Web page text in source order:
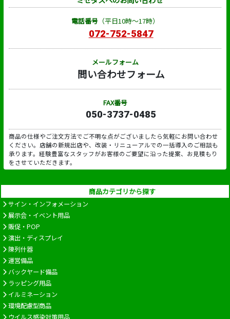
電話番号（平日10時～17時）
072-752-5847
メールフォーム
問い合わせフォーム
FAX番号
050-3737-0485
商品の仕様やご注文方法でご不明な点がございましたら気軽にお問い合わせ
ください。店舗の新規出店や、改装・リニューアルでの一括導入のご相談も
承ります。経験豊富なスタッフがお客様のご要望に沿った提案、お見積もり
をさせていただきます。
商品カテゴリから探す
サイン・インフォメーション
展示会・イベント用品
販促・POP
演出・ディスプレイ
陳列什器
運営備品
バックヤード備品
ラッピング用品
イルミネーション
環境配慮型商品
ウイルス感染対策用品